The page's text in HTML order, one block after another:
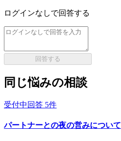
ログインなしで回答する
回答する
同じ悩みの相談
受付中 回答 5件
パートナーとの夜の営みについて